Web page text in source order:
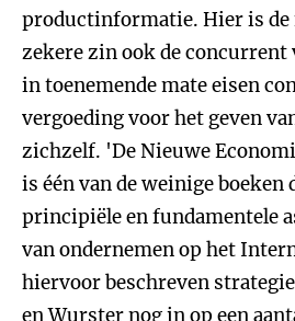
productinformatie. Hier is
zekere zin ook de concurrent
in toenemende mate eisen
vergoeding voor het geven
zichzelf. 'De Nieuwe
is één van de weinige boeken
principiële en fundamentele
van ondernemen op het
hiervoor beschreven
en Wurster nog in op een